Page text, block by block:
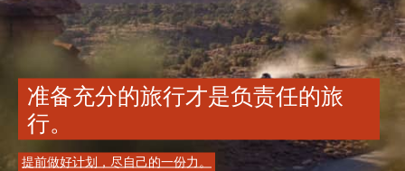
准备充分的旅行才是负责任的旅
行。
提前做好计划，尽自己的一份力。